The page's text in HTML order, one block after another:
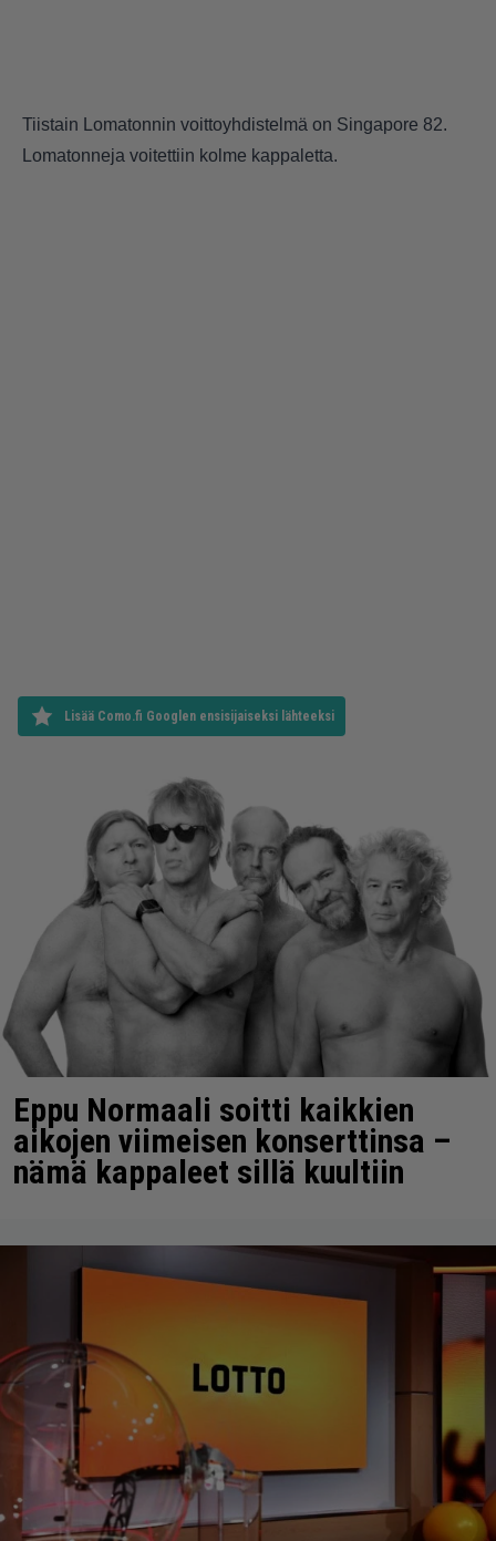
Tiistain Lomatonnin voittoyhdistelmä on Singapore 82.
Lomatonneja voitettiin kolme kappaletta.
Lisää Como.fi Googlen ensisijaiseksi lähteeksi
Eppu Normaali soitti kaikkien
aikojen viimeisen konserttinsa –
nämä kappaleet sillä kuultiin